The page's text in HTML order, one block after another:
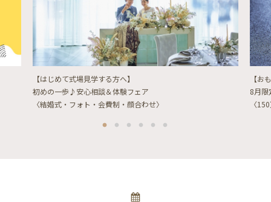
【はじめて式場見学する方へ】
初めの一歩♪安心相談＆体験フェア
〈結婚式・フォト・会費制・顔合わせ〉
【お
8月限
〈